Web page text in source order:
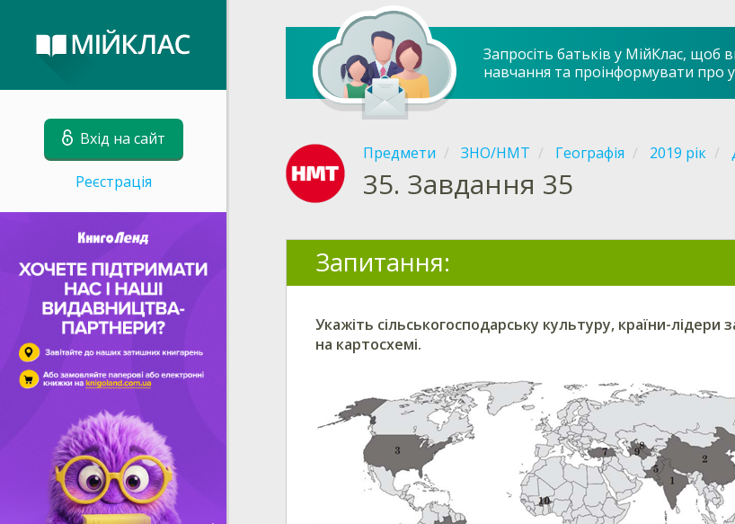
Вхід на сайт
Реєстрація
Запросіть батьків у МійКлас, щоб
навчання та проінформувати про
Предмети ЗНО/НМТ Географія 2019 рік
35. Завдання 35
Запитання:
Укажіть сільськогосподарську культуру, країни-
на картосхемі.